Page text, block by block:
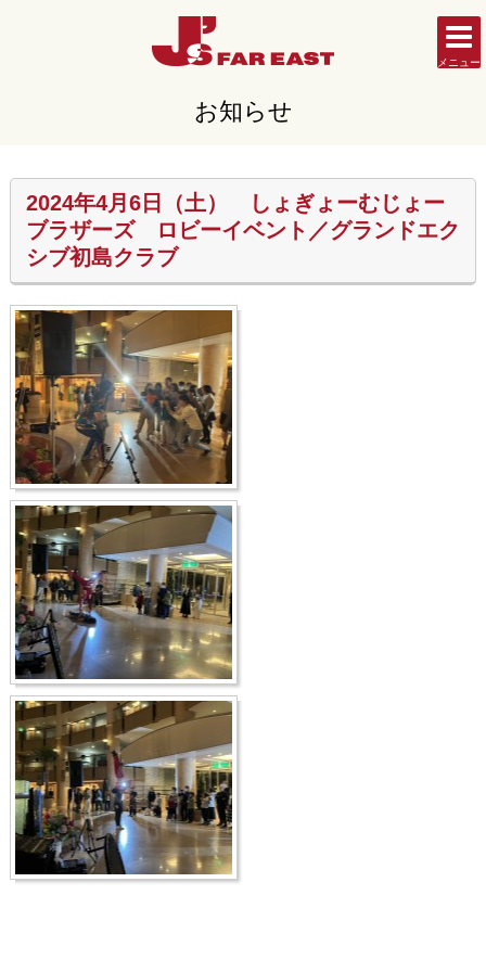
メニュー
お知らせ
2024年4月6日（土） しょぎょーむじょー
ブラザーズ ロビーイベント／グランドエク
シブ初島クラブ